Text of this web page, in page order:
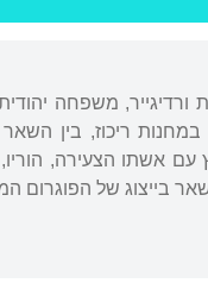
ורדיגייר, משפחה
פעילות קומוניסטית. בשנים 1945-
בייצוג של הפוגרום